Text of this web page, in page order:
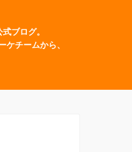
ブログ。
ケチームから、